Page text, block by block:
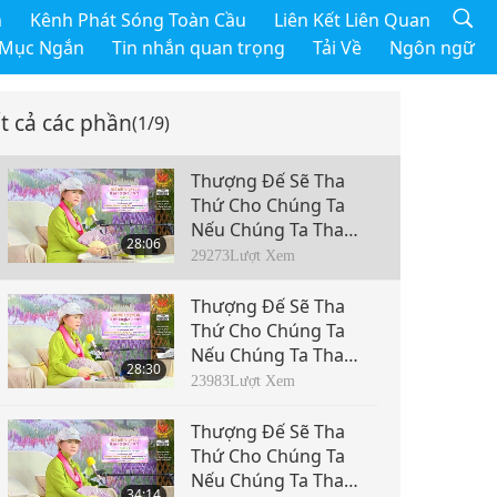
Kênh Phát Sóng Toàn Cầu
Liên Kết Liên Quan
Ngắn Tin nhắn quan trọng Tải Về Ngôn ngữ
cả các phần(1/9)
28:06
Thượng Đế Sẽ Tha
Thứ Cho Chúng Ta
Nếu Chúng Ta Tha
Thứ Cho Người Khác,
Phần 1/9
29273Lượt Xem
28:30
Thượng Đế Sẽ Tha
Thứ Cho Chúng Ta
Nếu Chúng Ta Tha
Thứ Cho Người Khác
23983Lượt Xem
Thượng Đế Sẽ Tha
Thứ Cho Chúng Ta
Nếu Chúng Ta Tha